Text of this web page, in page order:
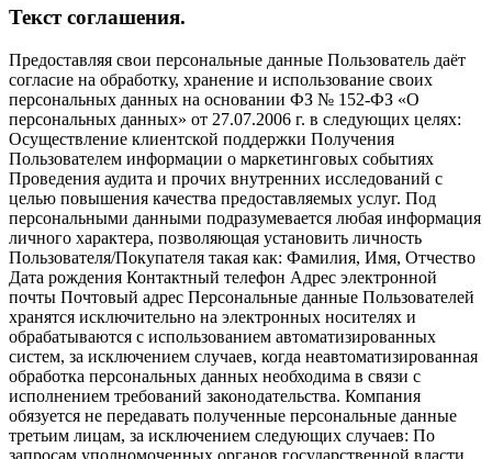
Текст соглашения.
Предоставляя свои персональные данные Пользователь даёт
согласие на обработку, хранение и использование своих
персональных данных на основании ФЗ № 152-ФЗ «О
персональных данных» от 27.07.2006 г. в следующих целях:
Осуществление клиентской поддержки Получения
Пользователем информации о маркетинговых событиях
Проведения аудита и прочих внутренних исследований с
целью повышения качества предоставляемых услуг. Под
персональными данными подразумевается любая информация
личного характера, позволяющая установить личность
Пользователя/Покупателя такая как: Фамилия, Имя, Отчество
Дата рождения Контактный телефон Адрес электронной
почты Почтовый адрес Персональные данные Пользователей
хранятся исключительно на электронных носителях и
обрабатываются с использованием автоматизированных
систем, за исключением случаев, когда неавтоматизированная
обработка персональных данных необходима в связи с
исполнением требований законодательства. Компания
обязуется не передавать полученные персональные данные
третьим лицам, за исключением следующих случаев: По
запросам уполномоченных органов государственной власти